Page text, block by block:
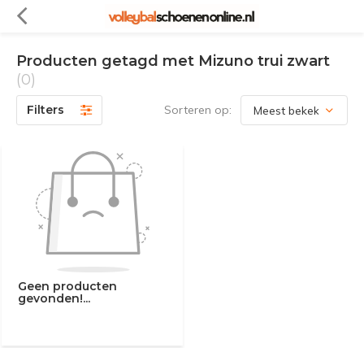
Producten getagd met Mizuno trui zwart
(0)
Filters Sorteren op:
Geen producten
gevonden!...